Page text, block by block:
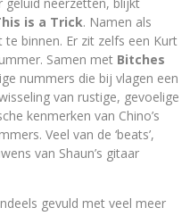
is a Trick. Namen als
binnen. Er zit zelfs een Kurt
Samen met Bitches
nummers die bij vlagen een
van rustige, gevoelige
kenmerken van Chino’s
Veel van de ‘beats’,
van Shaun’s gitaar
gevuld met veel meer